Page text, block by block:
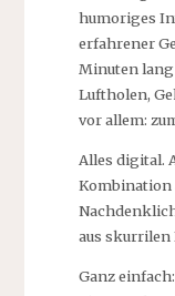
humoriges
erfahrener
Minuten
Luftholen,
vor allem:
Alles digital.
Kombination
aus skurrilen
Ganz